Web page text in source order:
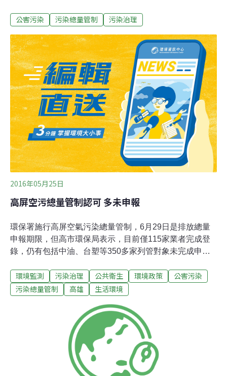
法制程序。環保署28日辦理公聽會，聽取各方意見。工業
扣除境外影響的因素，花蓮縣應是二級空品區。環團強烈
表達，空品已經很糟，不僅應加強管理，也要檢討過去管
制的成效。環保署空保處處長陳咸亨表示，意見彙整後，
可望於7月份正式公告。預計2017年1月1日生效。納入
PM2.5指標後，全台空氣品質只有台東未落入三級空品
區。圖為台東高地農田。圖片來源：本報資料照。PM2.5
首度納入空品防制區 僅台東符合標準二級防制區是指符合
空品標準的區域，而三級防制區是指空氣品質未達標準，
需加強空污管制的地區。過往，污染物項目僅有懸浮微粒
PM10、臭氧等五項。今年因
公害污染 污染總量管制 污染治理
2016年05月25日
高屏空污總量管制認可 多未申報
環保署施行高屏空氣污染總量管制，6月29日是排放總量
申報期限，但高市環保局表示，目前僅115家業者完成登
錄，仍有包括中油、台塑等350多家列管對象未完成申
放量。去年6月30日，環保署公告高屏地區空氣污染總量
管制計畫，公私場所粒狀污染物排放量達10公噸、硫氧化
在2018年6月29日前達成首期削減5%排放量目標。環保局
長蔡孟裕指出，全市符合列管標準業者約470餘家，依規
定需自行挑選過去7年任1年空污排放總量，於今年6月29
日前完成登錄，以此作為2年內污染削減基準，至今共115
家完成申請，39家取得認可文件。空噪科長鄭嵐表示，目
前申請有164家、預審16家，仍有259家未申請，因登錄期
環境監測 污染治理 公共衛生 環境政策
公害污染
污染總量管制
高雄 生活環境